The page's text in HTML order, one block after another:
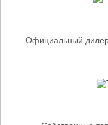
Официальный